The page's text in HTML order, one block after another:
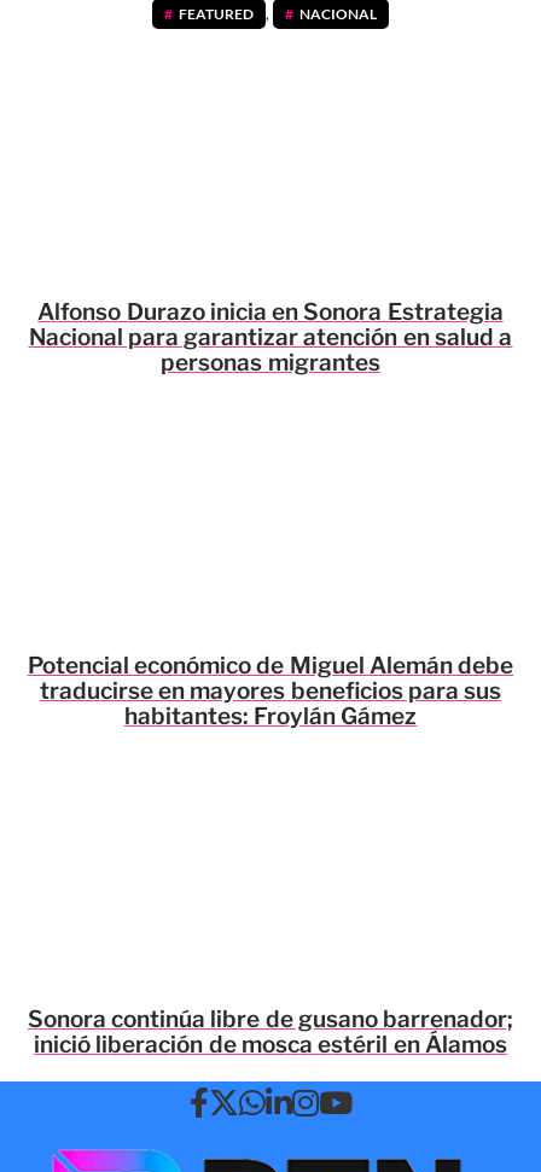
FEATURED , NACIONAL
Alfonso Durazo inicia en Sonora Estrategia
Nacional para garantizar atención en salud a
personas migrantes
Potencial económico de Miguel Alemán debe
traducirse en mayores beneficios para sus
habitantes: Froylán Gámez
Sonora continúa libre de gusano barrenador;
inició liberación de mosca estéril en Álamos